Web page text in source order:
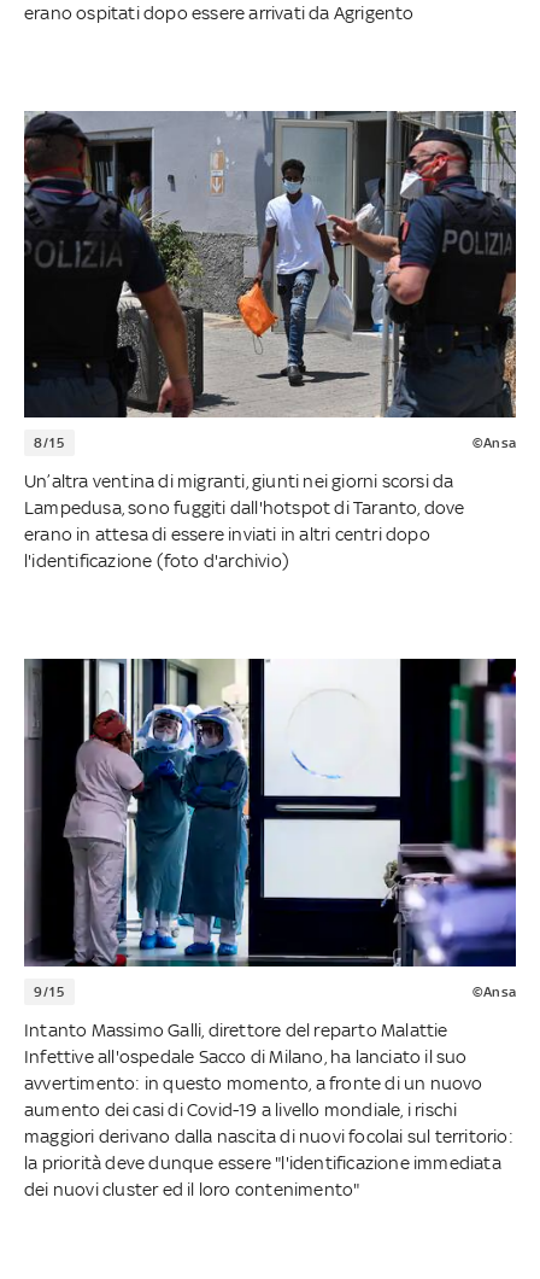
erano ospitati dopo essere arrivati da Agrigento
8/15 ©Ansa
Un’altra ventina di migranti, giunti nei giorni scorsi da
Lampedusa, sono fuggiti dall'hotspot di Taranto, dove
erano in attesa di essere inviati in altri centri dopo
l'identificazione (foto d'archivio)
9/15 ©Ansa
Intanto Massimo Galli, direttore del reparto Malattie
Infettive all'ospedale Sacco di Milano, ha lanciato il suo
avvertimento: in questo momento, a fronte di un nuovo
aumento dei casi di Covid-19 a livello mondiale, i rischi
maggiori derivano dalla nascita di nuovi focolai sul territorio:
la priorità deve dunque essere "l'identificazione immediata
dei nuovi cluster ed il loro contenimento"